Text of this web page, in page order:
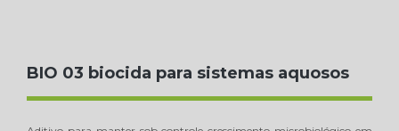
BIO 03 biocida para sistemas aquosos